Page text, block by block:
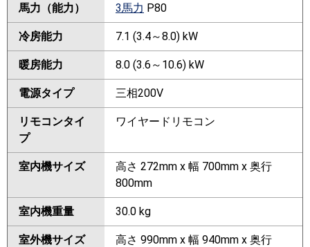
馬力（能力） 3馬力 P80
冷房能力 7.1 (3.4～8.0) kW
暖房能力 8.0 (3.6～10.6) kW
電源タイプ 三相200V
リモコンタイ
プ
ワイヤードリモコン
室内機サイズ
高さ 272mm x 幅 700mm x 奥行
800mm
室内機重量 30.0 kg
室外機サイズ
高さ 990mm x 幅 940mm x 奥行